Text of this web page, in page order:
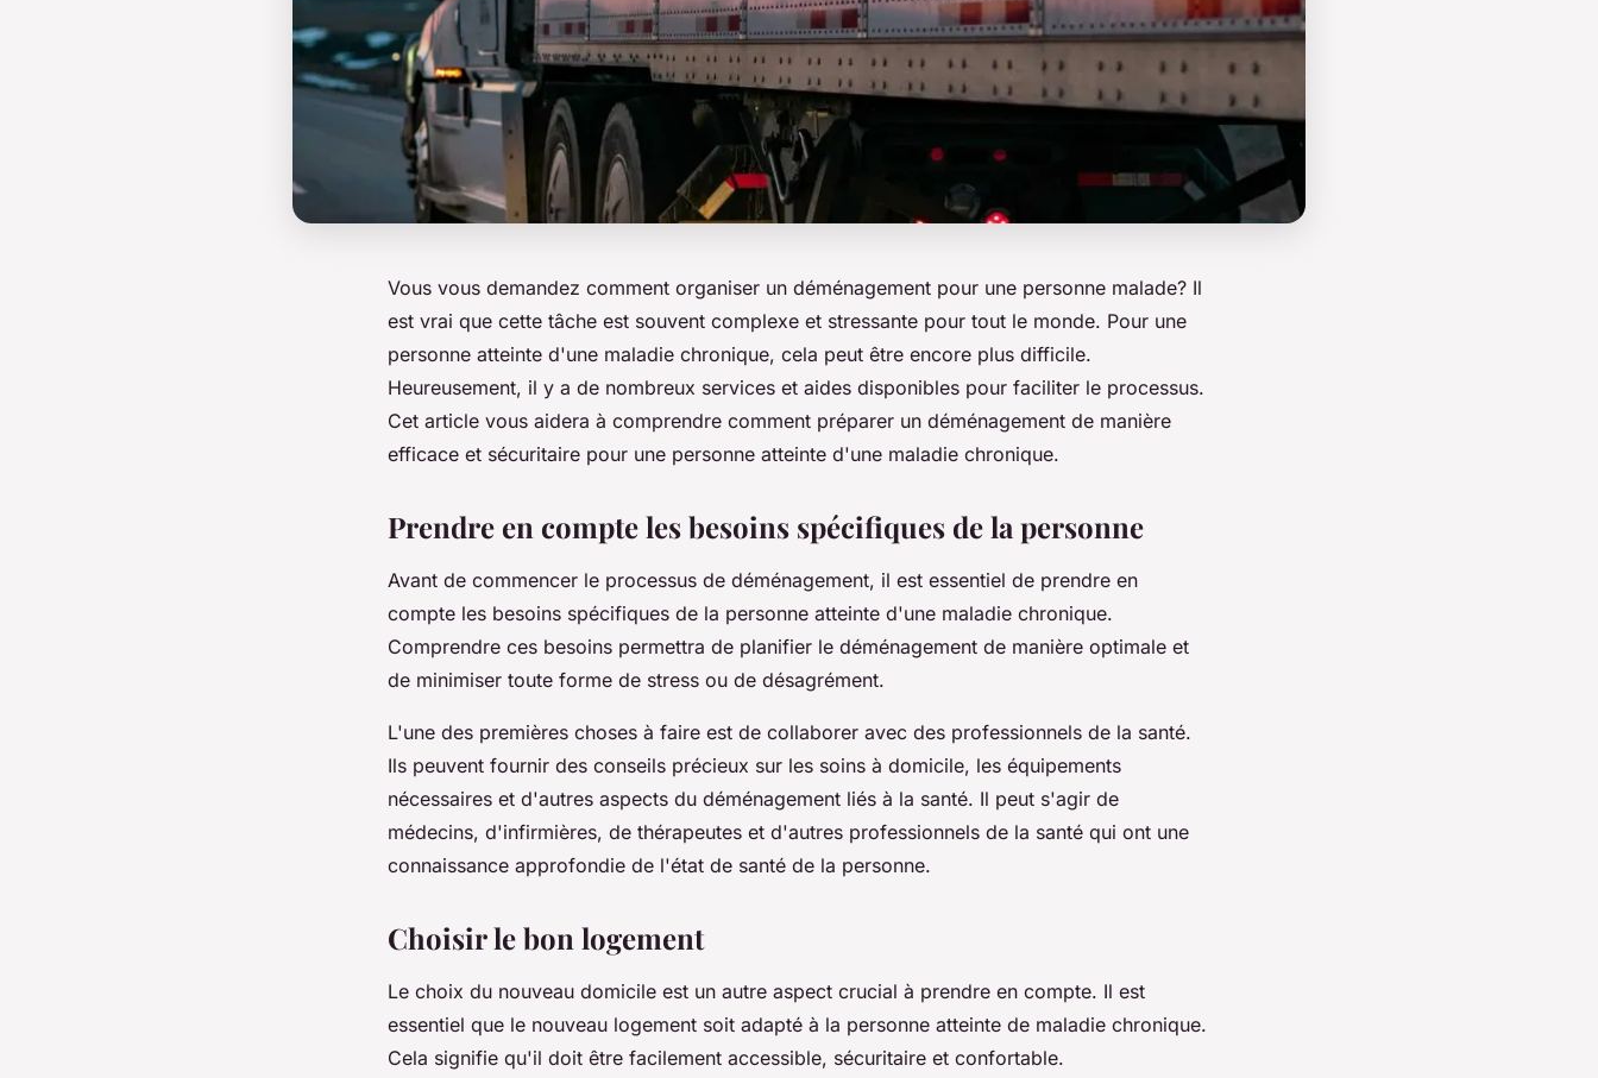
Vous vous demandez comment organiser un déménagement pour une personne malade? Il
est vrai que cette tâche est souvent complexe et stressante pour tout le monde. Pour une
personne atteinte d'une maladie chronique, cela peut être encore plus difficile.
Heureusement, il y a de nombreux services et aides disponibles pour faciliter le processus.
Cet article vous aidera à comprendre comment préparer un déménagement de manière
efficace et sécuritaire pour une personne atteinte d'une maladie chronique.
Prendre en compte les besoins spécifiques de la personne
Avant de commencer le processus de déménagement, il est essentiel de prendre en
compte les besoins spécifiques de la personne atteinte d'une maladie chronique.
Comprendre ces besoins permettra de planifier le déménagement de manière optimale et
de minimiser toute forme de stress ou de désagrément.
L'une des premières choses à faire est de collaborer avec des professionnels de la santé.
Ils peuvent fournir des conseils précieux sur les soins à domicile, les équipements
nécessaires et d'autres aspects du déménagement liés à la santé. Il peut s'agir de
médecins, d'infirmières, de thérapeutes et d'autres professionnels de la santé qui ont une
connaissance approfondie de l'état de santé de la personne.
Choisir le bon logement
Le choix du nouveau domicile est un autre aspect crucial à prendre en compte. Il est
essentiel que le nouveau logement soit adapté à la personne atteinte de maladie chronique.
Cela signifie qu'il doit être facilement accessible, sécuritaire et confortable.